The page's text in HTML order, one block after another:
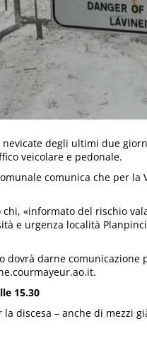
degli ultimi due
veicolare e pedonale.
comunica che per
chi, «informato del rischio
e urgenza località
dovrà darne
15.30
la discesa – anche di mezzi